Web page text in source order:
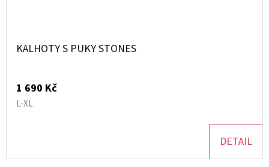
KALHOTY S PUKY STONES
1 690 Kč
L-XL
DETAIL